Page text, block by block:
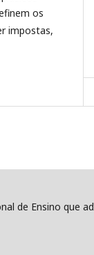
os
impostas,
de Ensino que